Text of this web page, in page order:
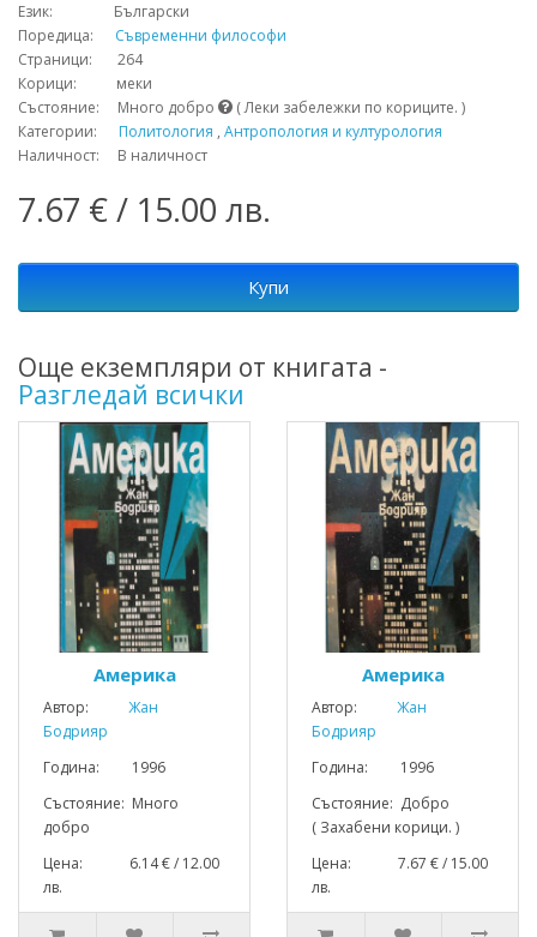
Език: Български
Поредица:
Съвременни философи
Страници: 264
Корици: меки
Състояние: Много добро
( Леки забележки по кориците. )
Категории: Политология , Антропология и културология
Наличност: В наличност
7.67 € / 15.00 лв.
Купи
Още екземпляри от книгата -
Разгледай всички
Америка
Автор:
Жан
Бодрияр
Година: 1996
Състояние: Много
добро
Цена: 6.14 € / 12.00
лв.
Америка
Автор:
Жан
Бодрияр
Година: 1996
Състояние: Добро
( Захабени корици. )
Цена: 7.67 € / 15.00
лв.